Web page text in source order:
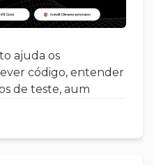
ajuda os
código, entender
de teste, aum